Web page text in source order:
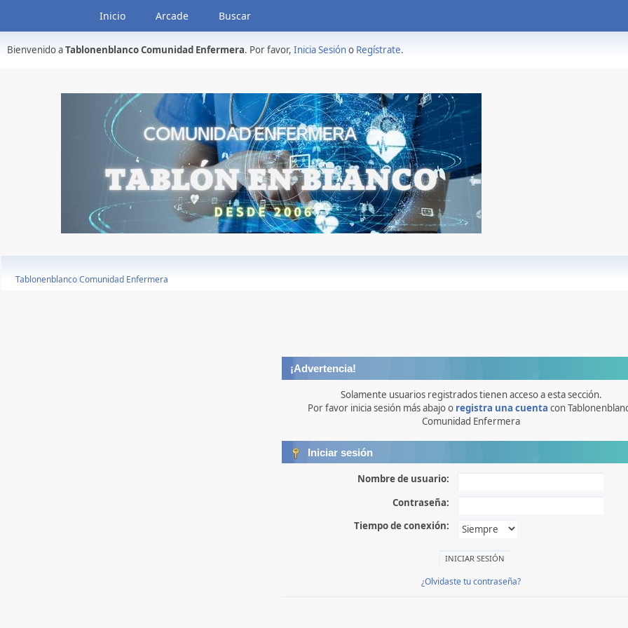
Inicio Arcade Buscar
Bienvenido aTablonenblanco Comunidad Enfermera. Por favor, Inicia Sesióno Regístrate.
Tablonenblanco Comunidad Enfermera
¡Advertencia!
Solamente usuarios registrados tienen acceso a esta sección.
Por favor inicia sesión más abajo o registra una cuenta con
Comunidad Enfermera
Iniciar sesión
Nombre de usuario:
Contraseña:
Tiempo de conexión:
¿Olvidaste tu contraseña?